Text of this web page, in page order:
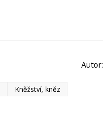
Autor:
Kněžství, kněz